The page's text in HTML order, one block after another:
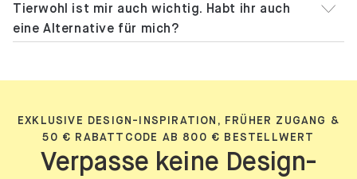
Tierwohl ist mir auch wichtig. Habt ihr auch
eine Alternative für mich?
EXKLUSIVE DESIGN-INSPIRATION, FRÜHER ZUGANG &
50 € RABATTCODE AB 800 € BESTELLWERT
Verpasse keine Design-